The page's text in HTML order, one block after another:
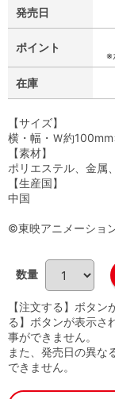
発売日
ポイント
※
在庫
【サイズ】
横・幅・Ｗ約
【素材】
ポリエステル、金属
【生産国】
中国
©東映アニメーショ
数量
【注文する】ボタ
る】ボタンが表示さ
事ができません。
また、発売日の異な
できません。